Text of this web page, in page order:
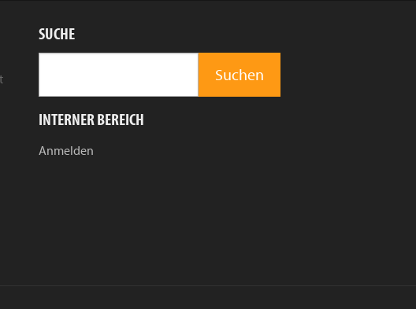
SUCHE
INTERNER BEREICH
Anmelden